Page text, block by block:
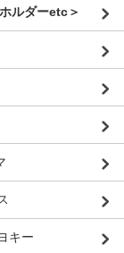
ルダーetc＞
キー